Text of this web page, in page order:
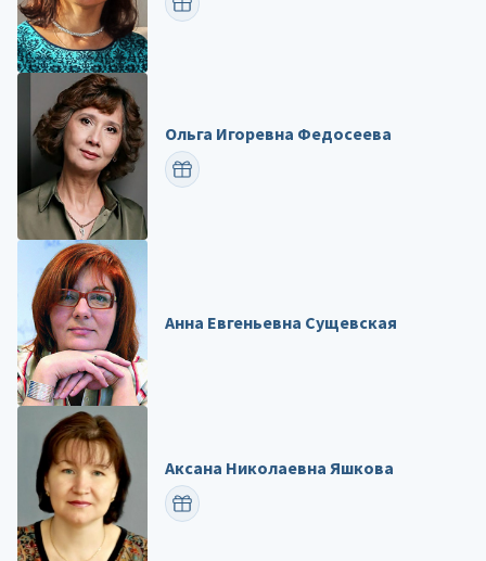
Ольга Игоревна Федосеева
ПОЗДРАВИТЬ
Анна Евгеньевна Сущевская
Аксана Николаевна Яшкова
ПОЗДРАВИТЬ